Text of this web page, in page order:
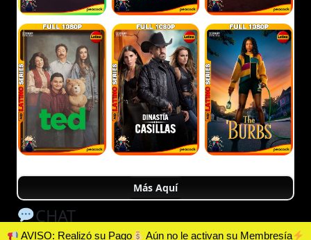
AVISO: Realizó su Pago Aún no le activan su Membresía
Más Aquí
CHAT